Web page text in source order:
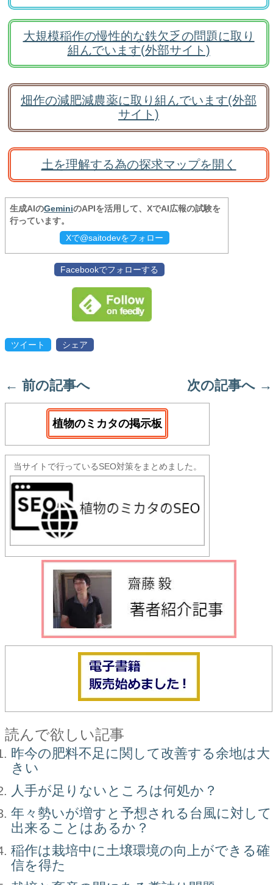
大規模稲作の慢性的な鉄欠乏の問題に取り
組んでいます(外部サイト)
畑作の減肥減農薬に取り組んでいます(外部
サイト)
土を理解する為の探求マップを開く
生成AIのGeminiのAPIを活用して、XでAI広報の試験を
行っています。
Xで@saitodevをフォロー
Facebookでフォローする
ツイート シェア
← 前の記事へ 次の記事へ →
植物のミカタの掲示板
当サイトで行っているSEO対策をまとめました。
読んで欲しい記事
昨今の肥料不足に関して改善する余地は大
きい
人手が足りないところは何処か？
年々勢いが増すと予想される台風に対して
出来ることはあるか？
稲作は栽培中に土壌環境の向上ができる確
信を得た